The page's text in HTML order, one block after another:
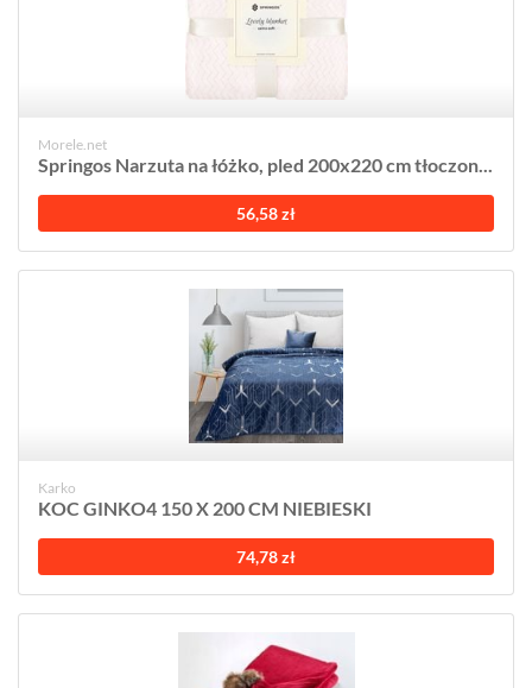
Morele.net
Springos Narzuta na łóżko, pled 200x220 cm tłoczon...
56,58 zł
Karko
KOC GINKO4 150 X 200 CM NIEBIESKI
74,78 zł